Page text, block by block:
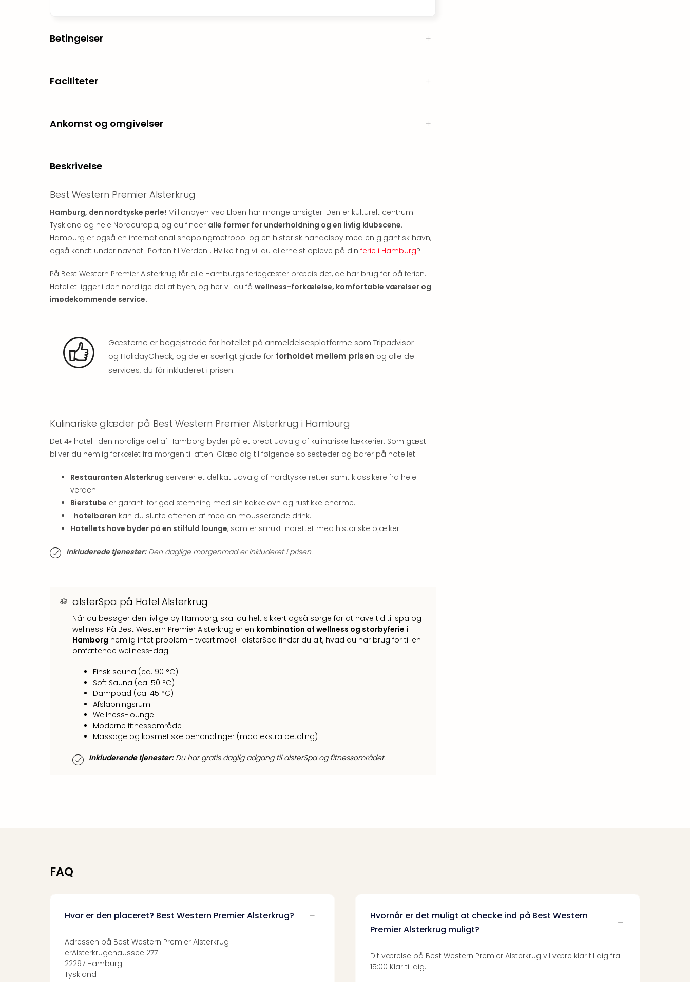
Betingelser
Faciliteter
Ankomst og omgivelser
Beskrivelse
Best Western Premier Alsterkrug
Hamburg, den nordtyske perle! Millionbyen ved Elben har mange ansigter. Den er kulturelt centrum i
Tyskland og hele Nordeuropa, og du finder alle former for underholdning og en livlig klubscene.
Hamburg er også en international shoppingmetropol og en historisk handelsby med en gigantisk havn,
også kendt under navnet "Porten til Verden". Hvilke ting vil du allerhelst opleve på din ferie i Hamburg?
På Best Western Premier Alsterkrug får alle Hamburgs feriegæster præcis det, de har brug for på ferien.
Hotellet ligger i den nordlige del af byen, og her vil du få wellness-forkælelse, komfortable værelser og
imødekommende service.
Gæsterne er begejstrede for hotellet på anmeldelsesplatforme som Tripadvisor
og HolidayCheck, og de er særligt glade for forholdet mellem prisen og alle de
services, du får inkluderet i prisen.
Kulinariske glæder på Best Western Premier Alsterkrug i Hamburg
Det 4⭑ hotel i den nordlige del af Hamborg byder på et bredt udvalg af kulinariske lækkerier. Som gæst
bliver du nemlig forkælet fra morgen til aften. Glæd dig til følgende spisesteder og barer på hotellet:
Restauranten Alsterkrug serverer et delikat udvalg af nordtyske retter samt klassikere fra hele
verden.
Bierstube er garanti for god stemning med sin kakkelovn og rustikke charme.
I hotelbaren kan du slutte aftenen af med en mousserende drink.
Hotellets have byder på en stilfuld lounge, som er smukt indrettet med historiske bjælker.
Inkluderede tjenester:Den daglige morgenmad er inkluderet i prisen.
alsterSpa på Hotel Alsterkrug
Når du besøger den livlige by Hamborg, skal du helt sikkert også sørge for at have tid til spa og
wellness. På Best Western Premier Alsterkrug er en kombination af wellness og storbyferie i
Hamborg nemlig intet problem - tværtimod! I alsterSpa finder du alt, hvad du har brug for til en
omfattende wellness-dag:
Finsk sauna (ca. 90 °C)
Soft Sauna (ca. 50 °C)
Dampbad (ca. 45 °C)
Afslapningsrum
Wellness-lounge
Moderne fitnessområde
Massage og kosmetiske behandlinger (mod ekstra betaling)
Inkluderende tjenester:Du har gratis daglig adgang til alsterSpa og fitnessområdet.
FAQ
Hvor er den placeret? Best Western Premier Alsterkrug?
Adressen på Best Western Premier Alsterkrug
erAlsterkrugchaussee 277
22297 Hamburg
Tyskland
Hvornår er det muligt at checke ind på Best Western
Premier Alsterkrug muligt?
Dit værelse på Best Western Premier Alsterkrug vil være klar til dig fra
15:00 Klar til dig.